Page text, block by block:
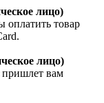
лицо)
оплатить товар
лицо)
пришлет вам